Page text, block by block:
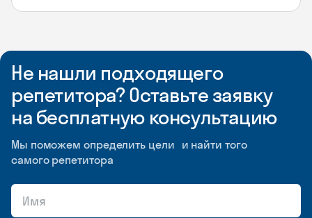
Не нашли подходящего
репетитора? Оставьте заявку
на бесплатную консультацию
Мы поможем определить цели и найти того
самого репетитора